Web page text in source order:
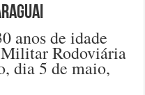
anos de idade
Rodoviária
dia 5 de maio,